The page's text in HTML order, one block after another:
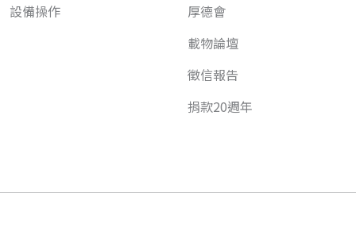
設備操作
厚德會
載物論壇
徵信報告
捐款20週年